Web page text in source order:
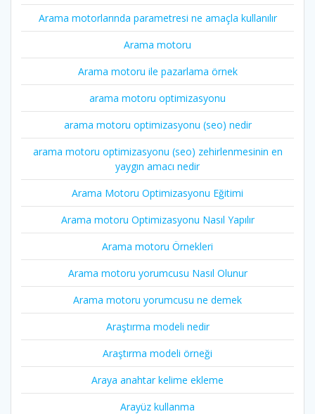
Arama motorlarında parametresi ne amaçla kullanılır
Arama motoru
Arama motoru ile pazarlama örnek
arama motoru optimizasyonu
arama motoru optimizasyonu (seo) nedir
arama motoru optimizasyonu (seo) zehirlenmesinin en
yaygın amacı nedir
Arama Motoru Optimizasyonu Eğitimi
Arama motoru Optimizasyonu Nasıl Yapılır
Arama motoru Örnekleri
Arama motoru yorumcusu Nasıl Olunur
Arama motoru yorumcusu ne demek
Araştırma modeli nedir
Araştırma modeli örneği
Araya anahtar kelime ekleme
Arayüz kullanma